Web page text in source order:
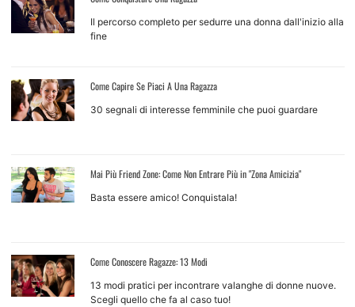
Il percorso completo per sedurre una donna dall'inizio alla
fine
Come Capire Se Piaci A Una Ragazza
30 segnali di interesse femminile che puoi guardare
Mai Più Friend Zone: Come Non Entrare Più in "Zona Amicizia"
Basta essere amico! Conquistala!
Come Conoscere Ragazze: 13 Modi
13 modi pratici per incontrare valanghe di donne nuove.
Scegli quello che fa al caso tuo!